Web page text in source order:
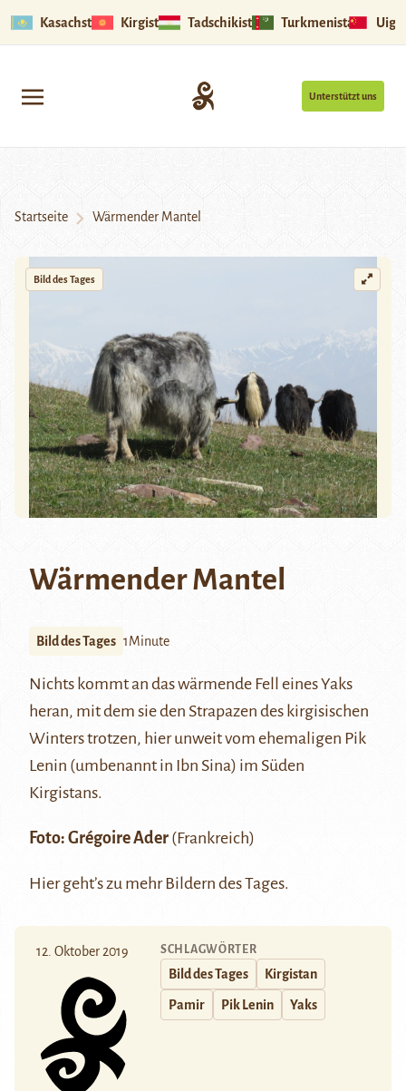
Kasachstan Kirgistan Tadschikistan Turkmenistan
Unterstützt uns
Startseite Wärmender Mantel
Bild des Tages
Wärmender Mantel
Bild des Tages 1Minute
Nichts kommt an das wärmende Fell eines Yaks
heran, mit dem sie den Strapazen des kirgisischen
Winters trotzen, hier unweit vom ehemaligen Pik
Lenin (umbenannt in Ibn Sina) im Süden
Kirgistans.
Foto: Grégoire Ader (Frankreich)
Hiergeht’s zu mehr Bildern des Tages.
12. Oktober 2019 SCHLAGWÖRTER
Bild des Tages Kirgistan
Pamir Pik Lenin Yaks